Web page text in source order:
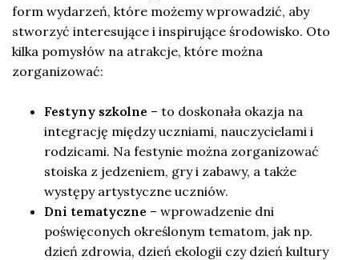
form wydarzeń, które możemy wprowadzić, aby
stworzyć interesujące i inspirujące środowisko. Oto
kilka pomysłów na atrakcje, które można
zorganizować:
Festyny szkolne – to doskonała okazja na
integrację między uczniami, nauczycielami i
rodzicami. Na festynie można zorganizować
stoiska z jedzeniem, gry i zabawy, a także
występy artystyczne uczniów.
Dni tematyczne – wprowadzenie dni
poświęconych określonym tematom, jak np.
dzień zdrowia, dzień ekologii czy dzień kultury